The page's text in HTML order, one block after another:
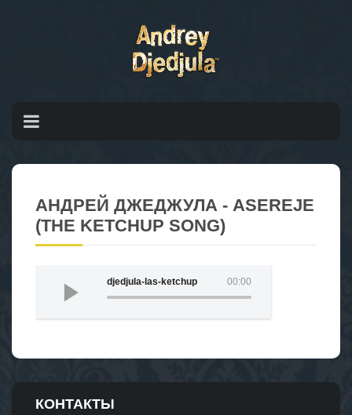
АНДРЕЙ ДЖЕДЖУЛА - ASEREJE
(THE KETCHUP SONG)
00:00
djedjula-las-ketchup
КОНТАКТЫ